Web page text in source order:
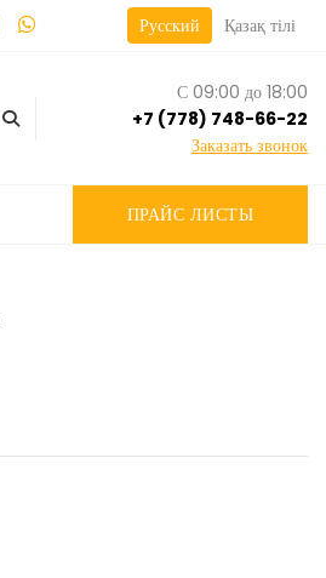
Русский Қазақ тілі
С 09:00 до 18:00
+7 (778) 748-66-22
Заказать звонок
ПРАЙС ЛИСТЫ